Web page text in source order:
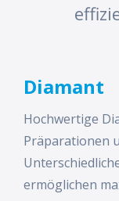
Diamant
Hochwertige
Präparationen
ermöglichen